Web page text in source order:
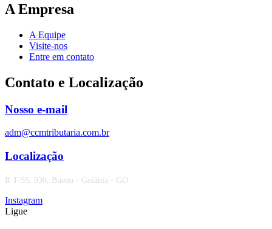
A Empresa
A Equipe
Visite-nos
Entre em contato
Contato e Localização
Nosso e-mail
adm@ccmtributaria.com.br
Localização
R T-55, 930, Bueno - Goiânia - GO
Instagram
Ligue